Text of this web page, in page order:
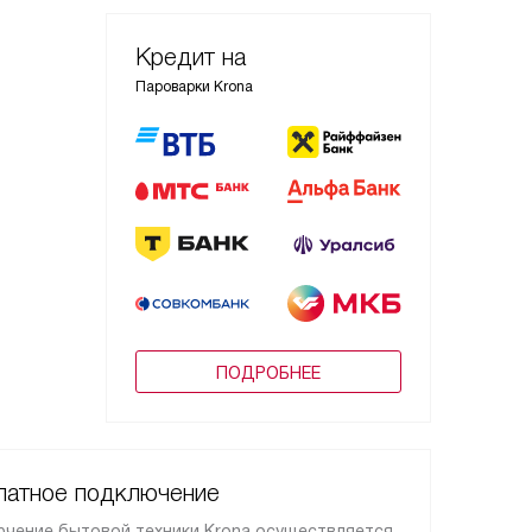
Кредит на
Пароварки Krona
ПОДРОБНЕЕ
подключение